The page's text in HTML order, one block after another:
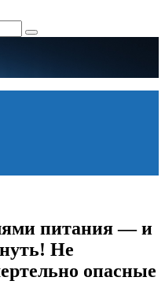
питания — и
Не
опасные